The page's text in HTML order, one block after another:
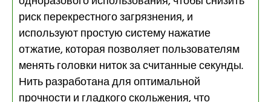
риск перекрестного загрязнения, и
используют простую систему нажатие
отжатие, которая позволяет пользователям
менять головки ниток за считанные секунды.
Нить разработана для оптимальной